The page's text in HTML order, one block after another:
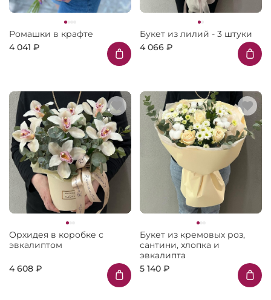
Ромашки в крафте
4 041 ₽
Букет из лилий - 3 штуки
4 066 ₽
Орхидея в коробке с
эвкалиптом
4 608 ₽
Букет из кремовых роз,
сантини, хлопка и
эвкалипта
5 140 ₽